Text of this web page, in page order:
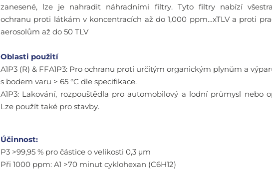
zanesené, lze je nahradit náhradními filtry. Tyto filtry nabízí
ochranu proti látkám v koncentracích až do 1,000 ppm…xTLV a proti
aerosolům až do 50 TLV
Oblasti použití
A1P3 (R) & FFA1P3: Pro ochranu proti určitým organickým plynům a
s bodem varu > 65 °C dle specifikace.
A1P3: Lakování, rozpouštědla pro automobilový a lodní průmysl nebo
Lze použít také pro stavby.
Účinnost:
P3 >99,95 % pro částice o velikosti 0,3 μm
Při 1000 ppm: A1 >70 minut cyklohexan (C6H12)